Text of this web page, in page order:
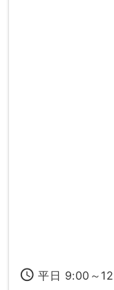
access_time 平日 9:00～